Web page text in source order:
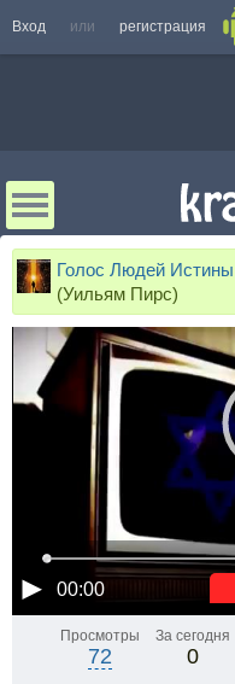
Вход или регистрация
Голос Людей Истины
(Уильям Пирс)
00:00
Просмотры
72
За сегодня
0